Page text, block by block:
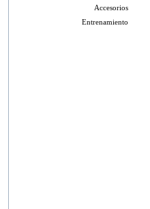
Accesorios
Entrenamiento